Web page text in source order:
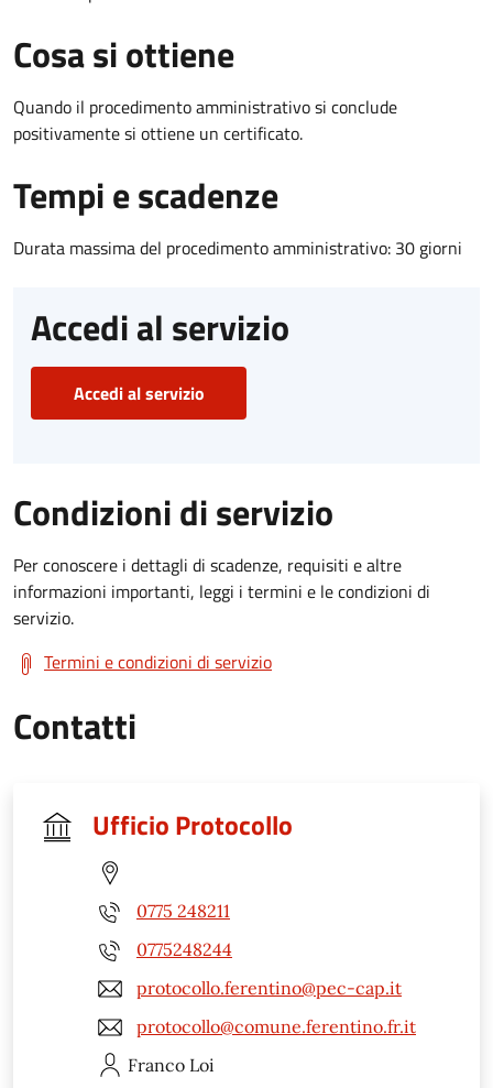
Cosa si ottiene
Quando il procedimento amministrativo si conclude
positivamente si ottiene un certificato.
Tempi e scadenze
Durata massima del procedimento amministrativo: 30 giorni
Accedi al servizio
Accedi al servizio
Condizioni di servizio
Per conoscere i dettagli di scadenze, requisiti e altre
informazioni importanti, leggi i termini e le condizioni di
servizio.
Termini e condizioni di servizio
Contatti
Ufficio Protocollo
0775 248211
0775248244
protocollo.ferentino@pec-cap.it
protocollo@comune.ferentino.fr.it
Franco Loi